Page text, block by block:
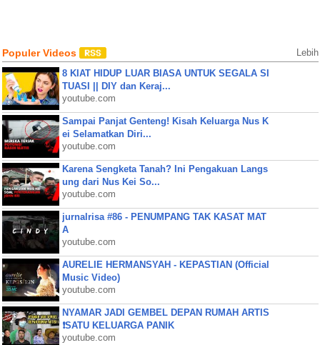
Populer Videos Lebih
8 KIAT HIDUP LUAR BIASA UNTUK SEGALA SI
TUASI || DIY dan Keraj...
youtube.com
Sampai Panjat Genteng! Kisah Keluarga Nus K
ei Selamatkan Diri...
youtube.com
Karena Sengketa Tanah? Ini Pengakuan Langs
ung dari Nus Kei So...
youtube.com
jurnalrisa #86 - PENUMPANG TAK KASAT MAT
A
youtube.com
AURELIE HERMANSYAH - KEPASTIAN (Official
Music Video)
youtube.com
NYAMAR JADI GEMBEL DEPAN RUMAH ARTIS
❗SATU KELUARGA PANIK
youtube.com